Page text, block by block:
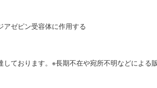
ゼピン受容体に作用する
ております。※長期不在や宛所不明などによ